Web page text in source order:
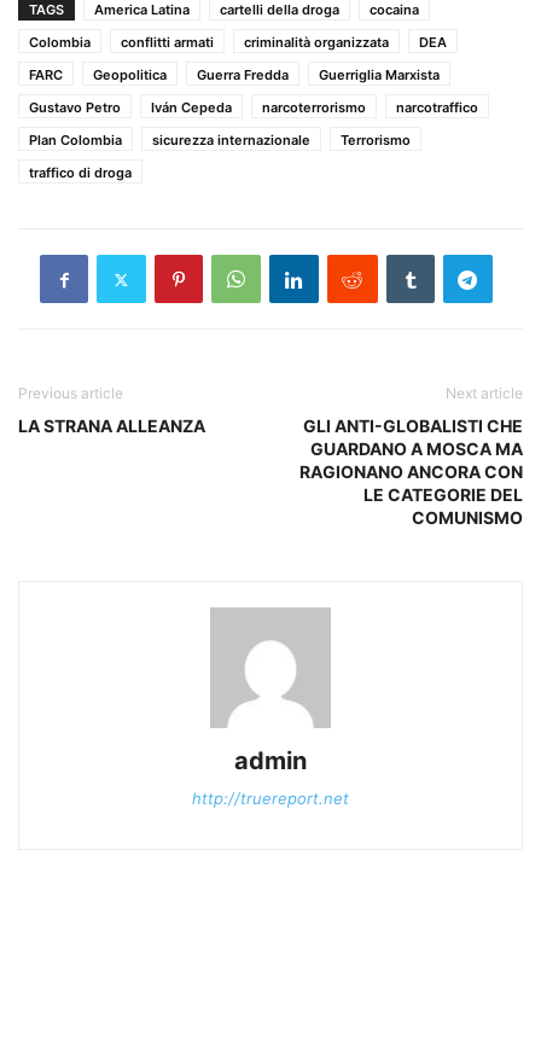
TAGS America Latina cartelli della droga
cocaina
Colombia
conflitti armati criminalità organizzata
DEA
FARC
Geopolitica Guerra Fredda
Guerriglia Marxista
Gustavo Petro
Iván Cepeda narcoterrorismo
narcotraffico
Plan Colombia
sicurezza internazionale
Terrorismo
traffico di droga
Previous article
LA STRANA ALLEANZA
Next article
GLI ANTI-GLOBALISTI CHE
GUARDANO A MOSCA MA
RAGIONANO ANCORA CON
LE CATEGORIE DEL
COMUNISMO
admin
http://truereport.net